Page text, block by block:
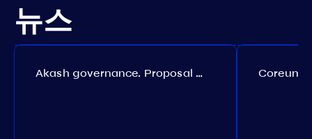
뉴스
Akash governance. Proposal №308